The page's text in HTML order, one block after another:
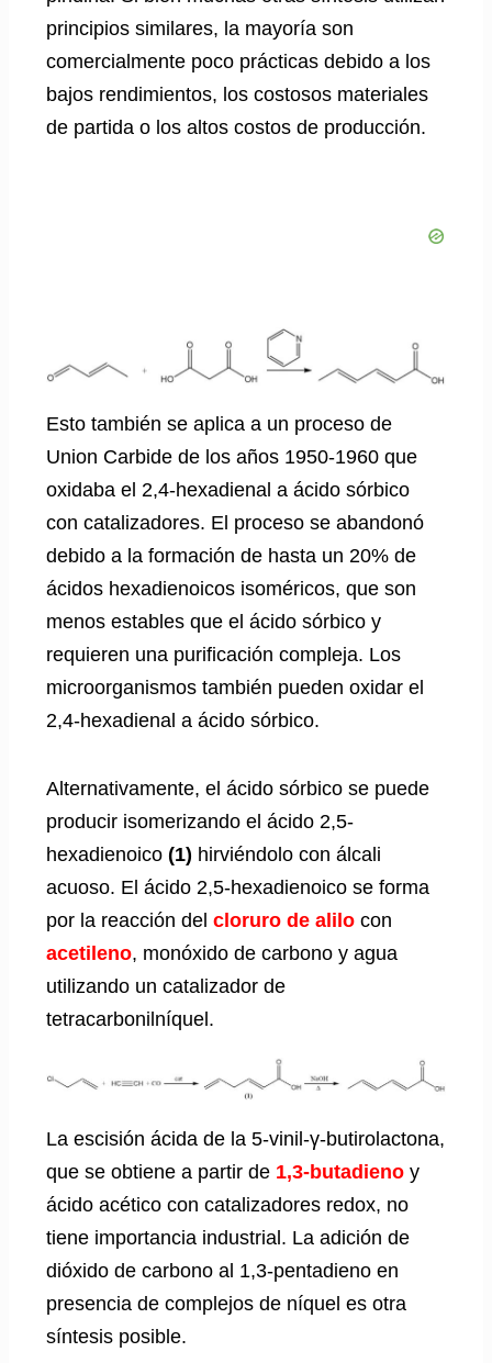
principios similares, la mayoría son
comercialmente poco prácticas debido a los
bajos rendimientos, los costosos materiales
de partida o los altos costos de producción.
Esto también se aplica a un proceso de
Union Carbide de los años 1950-1960 que
oxidaba el 2,4-hexadienal a ácido sórbico
con catalizadores. El proceso se abandonó
debido a la formación de hasta un 20% de
ácidos hexadienoicos isoméricos, que son
menos estables que el ácido sórbico y
requieren una purificación compleja. Los
microorganismos también pueden oxidar el
2,4-hexadienal a ácido sórbico.
Alternativamente, el ácido sórbico se puede
producir isomerizando el ácido 2,5-
hexadienoico (1) hirviéndolo con álcali
acuoso. El ácido 2,5-hexadienoico se forma
por la reacción del cloruro de alilo con
acetileno, monóxido de carbono y agua
utilizando un catalizador de
tetracarbonilníquel.
La escisión ácida de la 5-vinil-γ-butirolactona,
que se obtiene a partir de 1,3-butadieno y
ácido acético con catalizadores redox, no
tiene importancia industrial. La adición de
dióxido de carbono al 1,3-pentadieno en
presencia de complejos de níquel es otra
síntesis posible.